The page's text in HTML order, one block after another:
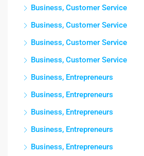
Business, Customer Service
Business, Customer Service
Business, Customer Service
Business, Customer Service
Business, Entrepreneurs
Business, Entrepreneurs
Business, Entrepreneurs
Business, Entrepreneurs
Business, Entrepreneurs